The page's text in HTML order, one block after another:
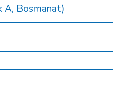
A, Bosmanat)